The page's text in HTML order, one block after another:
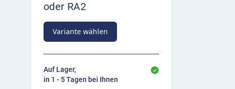
oder RA2
Variante wählen
Auf Lager,
in 1 - 5 Tagen bei Ihnen